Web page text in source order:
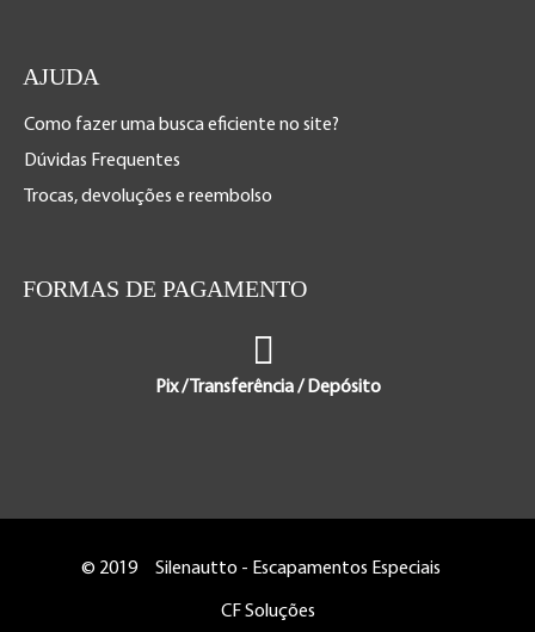
AJUDA
Como fazer uma busca eficiente no site?
Dúvidas Frequentes
Trocas, devoluções e reembolso
FORMAS DE PAGAMENTO
Pix / Transferência / Depósito
© 2019 Silenautto - Escapamentos Especiais
CF Soluções